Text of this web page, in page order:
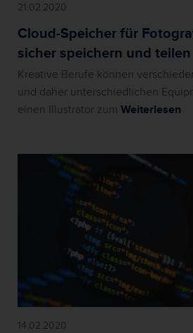
21.02.2020
Cloud-Speicher für
sicher speichern und teilen
Kreative Berufe können
und daher unterschiedlichen
einen Illustrator zum Weiterlesen
14.02.2020